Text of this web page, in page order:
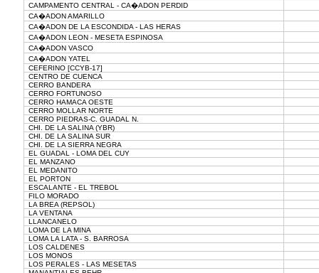
CAMPAMENTO CENTRAL - CA�ADON PERDID
CA�ADON AMARILLO
CA�ADON DE LA ESCONDIDA - LAS HERAS
CA�ADON LEON - MESETA ESPINOSA
CA�ADON VASCO
CA�ADON YATEL
CEFERINO [CCYB-17]
CENTRO DE CUENCA
CERRO BANDERA
CERRO FORTUNOSO
CERRO HAMACA OESTE
CERRO MOLLAR NORTE
CERRO PIEDRAS-C. GUADAL N.
CHI. DE LA SALINA (YBR)
CHI. DE LA SALINA SUR
CHI. DE LA SIERRA NEGRA
EL GUADAL - LOMA DEL CUY
EL MANZANO
EL MEDANITO
EL PORTON
ESCALANTE - EL TREBOL
FILO MORADO
LA BREA (REPSOL)
LA VENTANA
LLANCANELO
LOMA DE LA MINA
LOMA LA LATA - S. BARROSA
LOS CALDENES
LOS MONOS
LOS PERALES - LAS MESETAS